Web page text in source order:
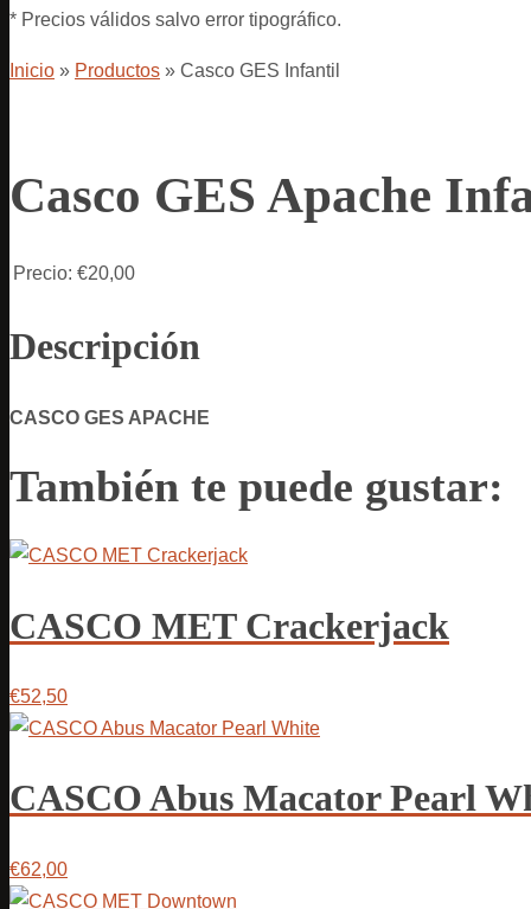
* Precios válidos salvo error tipográfico.
Inicio » Productos » Casco GES Infantil
Casco GES Apache
Precio: €20,00
Descripción
CASCO GES APACHE
También te puede gustar:
CASCO MET Crackerjack
€52,50
CASCO Abus Macator Pearl
€62,00